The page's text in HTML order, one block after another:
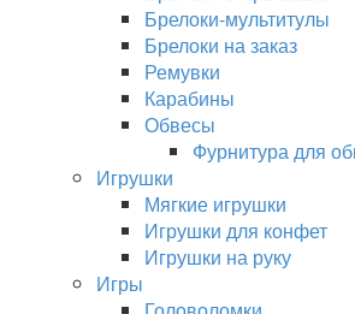
Брелоки-мультитулы
Брелоки на заказ
Ремувки
Карабины
Обвесы
Фурнитура для
Игрушки
Мягкие игрушки
Игрушки для конфет
Игрушки на руку
Игры